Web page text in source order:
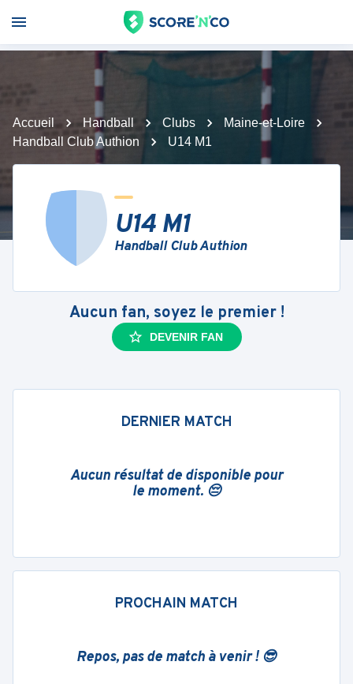
Accueil Handball Clubs
Maine-et-Loire
Handball Club Authion
U14 M1
U14 M1
Handball Club Authion
Aucun fan, soyez le premier !
DEVENIR FAN
DERNIER MATCH
Aucun résultat de disponible pour
le moment. 😔
PROCHAIN MATCH
Repos, pas de match à venir ! 😎